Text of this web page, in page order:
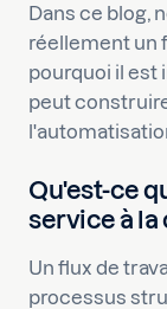
Dans ce blog,
réellement un
pourquoi il est
peut
Qu'est-ce
service à la
Un flux de
processus